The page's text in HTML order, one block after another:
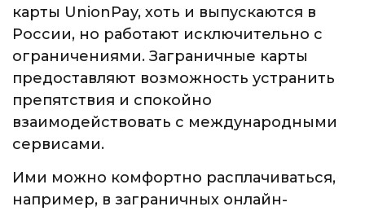
карты UnionPay, хоть и выпускаются в
России, но работают исключительно с
ограничениями. Заграничные карты
предоставляют возможность устранить
препятствия и спокойно
взаимодействовать с международными
сервисами.
Ими можно комфортно расплачиваться,
например, в заграничных онлайн-